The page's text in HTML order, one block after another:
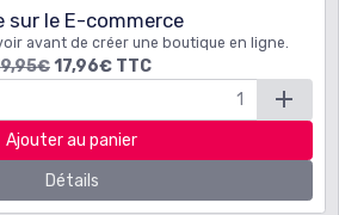
sur le E-commerce
avant de créer une boutique en ligne.
17,96€ TTC
Ajouter au panier
Détails